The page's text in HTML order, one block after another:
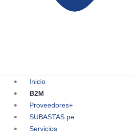
Inicio
B2M
Proveedores+
SUBASTAS.pe
Servicios